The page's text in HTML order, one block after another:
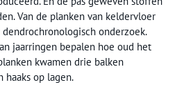
Van de planken van keldervloer
onderzoek.
jaarringen bepalen hoe oud het
kwamen drie balken
haaks op lagen.